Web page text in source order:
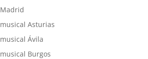
Asturias
Ávila
Burgos